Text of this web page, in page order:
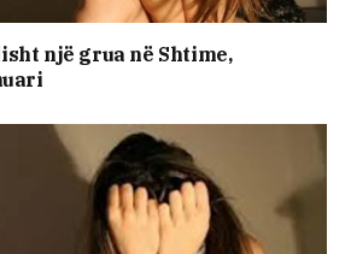
një grua në Shtime,